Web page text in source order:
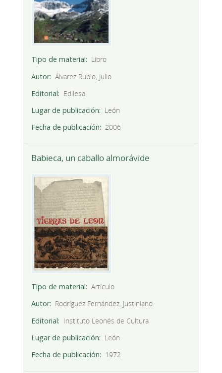
Tipo de material
Libro
Autor
Álvarez Rubio, Julio
Editorial
Edilesa
Lugar de publicación
León
Fecha de publicación
2006
Babieca, un caballo almorávide
Tipo de material
Artículo
Autor
Rodríguez Fernández, Justiniano
Editorial
Instituto Leonés de Cultura
Lugar de publicación
León
Fecha de publicación
1972